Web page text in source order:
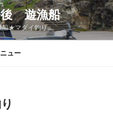
遊漁船
★マダイ釣り
ュー